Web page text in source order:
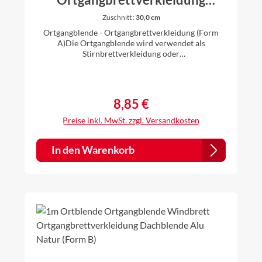
Ortblende Dachblende Alu
Natur (Form A)
Zuschnitt :30,0 cm
Ortgangblende - Ortgangbrettverkleidung (Form
A)Die Ortgangblende wird verwendet als
Stirnbrettverkleidung oder
gekantet, daher ist es für uns kein Problem auch
andere Zuschnitte und Winkel nach Ihren
Vorstellungen anzufertigen. Einfach vor dem Kauf
anfragen.
Regulärer Preis:
8,85 €
Preise inkl. MwSt. zzgl. Versandkosten
In den Warenkorb